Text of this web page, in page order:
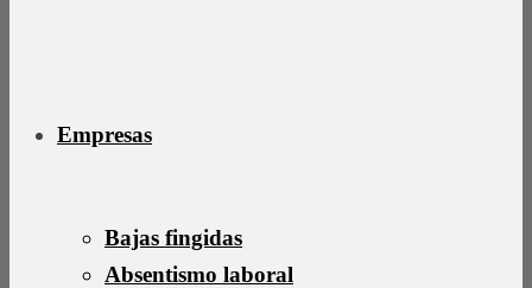
Empresas
Bajas fingidas
Absentismo laboral